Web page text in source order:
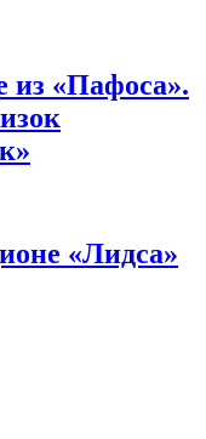
из «Пафоса».
«Лидса»